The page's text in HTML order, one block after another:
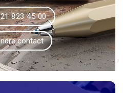
823 45 00
contact